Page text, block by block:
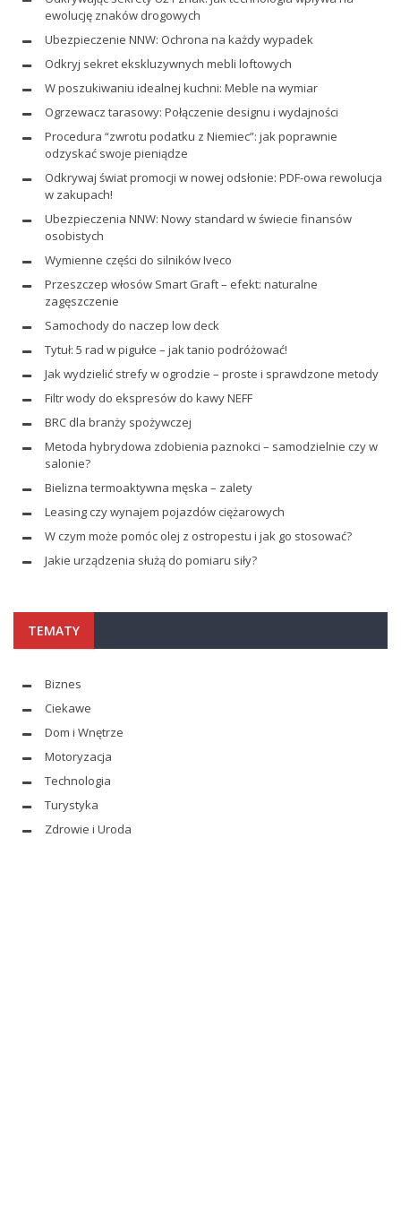
ewolucję znaków drogowych
Ubezpieczenie NNW: Ochrona na każdy wypadek
Odkryj sekret ekskluzywnych mebli loftowych
W poszukiwaniu idealnej kuchni: Meble na wymiar
Ogrzewacz tarasowy: Połączenie designu i wydajności
Procedura “zwrotu podatku z Niemiec”: jak poprawnie
odzyskać swoje pieniądze
Odkrywaj świat promocji w nowej odsłonie: PDF-owa rewolucja
w zakupach!
Ubezpieczenia NNW: Nowy standard w świecie finansów
osobistych
Wymienne części do silników Iveco
Przeszczep włosów Smart Graft – efekt: naturalne
zagęszczenie
Samochody do naczep low deck
Tytuł: 5 rad w pigułce – jak tanio podróżować!
Jak wydzielić strefy w ogrodzie – proste i sprawdzone metody
Filtr wody do ekspresów do kawy NEFF
BRC dla branży spożywczej
Metoda hybrydowa zdobienia paznokci – samodzielnie czy w
salonie?
Bielizna termoaktywna męska – zalety
Leasing czy wynajem pojazdów ciężarowych
W czym może pomóc olej z ostropestu i jak go stosować?
Jakie urządzenia służą do pomiaru siły?
TEMATY
Biznes
Ciekawe
Dom i Wnętrze
Motoryzacja
Technologia
Turystyka
Zdrowie i Uroda